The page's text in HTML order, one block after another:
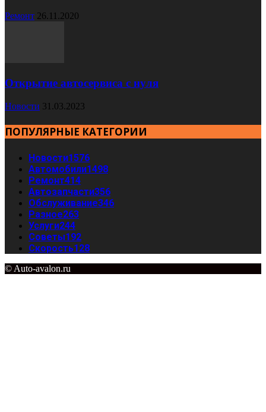
Ремонт 26.11.2020
Открытие автосервиса с нуля
Новости 31.03.2023
ПОПУЛЯРНЫЕ КАТЕГОРИИ
Новости1576
Автомобили1498
Ремонт414
Автозапчасти356
Обслуживание346
Разное263
Услуги244
Советы192
Скорость128
© Auto-avalon.ru